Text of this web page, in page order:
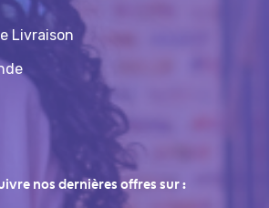
Livraison
nos dernières offres sur :